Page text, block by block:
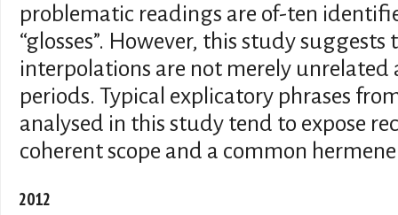
problematic readings are of-ten
“glosses”. However, this study
interpolations are not merely
periods. Typical explicatory phrases
analysed in this study tend to expose
coherent scope and a common
2012